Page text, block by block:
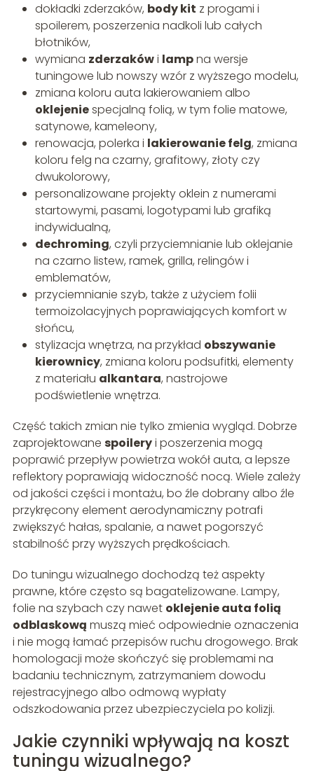
dokładki zderzaków, body kit z progami i
spoilerem, poszerzenia nadkoli lub całych
błotników,
wymiana zderzakówi lampna wersje
tuningowe lub nowszy wzór z wyższego modelu,
zmiana koloru auta lakierowaniem albo
oklejeniespecjalną folią, w tym folie matowe,
satynowe, kameleony,
renowacja, polerka i lakierowanie felg, zmiana
koloru felg na czarny, grafitowy, złoty czy
dwukolorowy,
personalizowane projekty oklein z numerami
startowymi, pasami, logotypami lub grafiką
indywidualną,
dechroming, czyli przyciemnianie lub oklejanie
na czarno listew, ramek, grilla, relingów i
emblematów,
przyciemnianie szyb, także z użyciem folii
termoizolacyjnych poprawiających komfort w
słońcu,
stylizacja wnętrza, na przykład obszywanie
kierownicy, zmiana koloru podsufitki, elementy
z materiału alkantara, nastrojowe
podświetlenie wnętrza.
Część takich zmian nie tylko zmienia wygląd. Dobrze
zaprojektowane spoileryi poszerzenia mogą
poprawić przepływ powietrza wokół auta, a lepsze
reflektory poprawiają widoczność nocą. Wiele zależy
od jakości części i montażu, bo źle dobrany albo źle
przykręcony element aerodynamiczny potrafi
zwiększyć hałas, spalanie, a nawet pogorszyć
stabilność przy wyższych prędkościach.
Do tuningu wizualnego dochodzą też aspekty
prawne, które często są bagatelizowane. Lampy,
folie na szybach czy nawet oklejenie auta folią
odblaskową muszą mieć odpowiednie oznaczenia
i nie mogą łamać przepisów ruchu drogowego. Brak
homologacji może skończyć się problemami na
badaniu technicznym, zatrzymaniem dowodu
rejestracyjnego albo odmową wypłaty
odszkodowania przez ubezpieczyciela po kolizji.
Jakie czynniki wpływają na koszt
tuningu wizualnego?